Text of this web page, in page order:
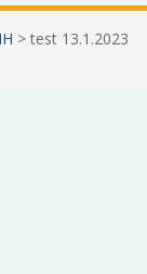
> test 13.1.2023